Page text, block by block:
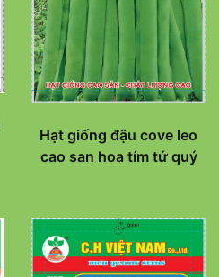
Hạt giống đậu cove leo
cao san hoa tím tứ quý